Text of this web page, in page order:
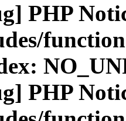
PHP
PHP